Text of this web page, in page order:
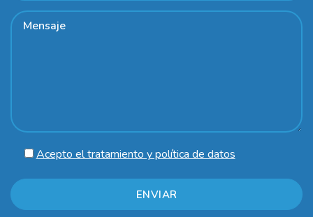
Acepto el tratamiento y política de datos